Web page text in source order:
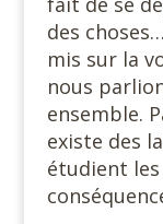
des
mis sur la
nous
ensemble.
existe des
étudient